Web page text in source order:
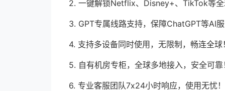
2. 一键解锁Netflix、Disney+、TikTok等
3. GPT专属线路支持，保障ChatGPT等AI
4. 支持多设备同时使用，无限制，畅连全球
5. 自有机房专柜，全球多地接入，安全可靠
6. 专业客服团队7x24小时响应，使用无忧！